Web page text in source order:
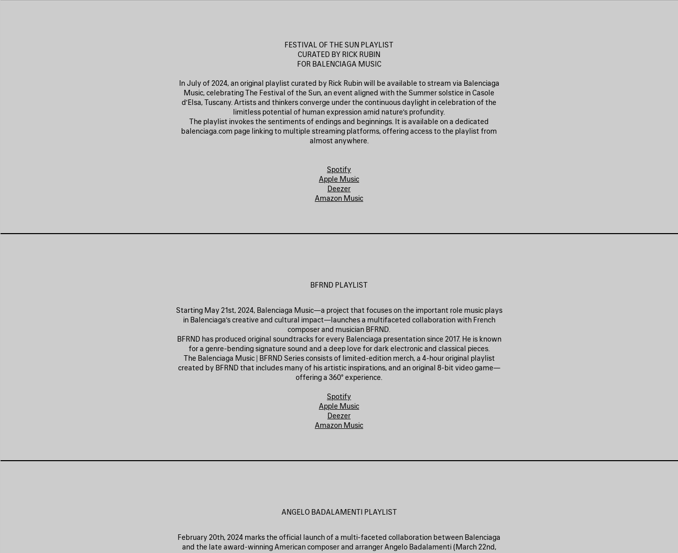
FESTIVAL OF THE SUN PLAYLIST
CURATED BY RICK RUBIN
FOR BALENCIAGA MUSIC
In July of 2024, an original playlist curated by Rick Rubin will be available to stream via Balenciaga
Music, celebrating The Festival of the Sun, an event aligned with the Summer solstice in Casole
d’Elsa, Tuscany. Artists and thinkers converge under the continuous daylight in celebration of the
limitless potential of human expression amid nature’s profundity.
The playlist invokes the sentiments of endings and beginnings. It is available on a dedicated
balenciaga.com page linking to multiple streaming platforms, offering access to the playlist from
almost anywhere.
Spotify
Apple Music
Deezer
Amazon Music
BFRND PLAYLIST
Starting May 21st, 2024, Balenciaga Music—a project that focuses on the important role music plays
in Balenciaga’s creative and cultural impact—launches a multifaceted collaboration with French
composer and musician BFRND.
BFRND has produced original soundtracks for every Balenciaga presentation since 2017. He is known
for a genre-bending signature sound and a deep love for dark electronic and classical pieces.
The Balenciaga Music | BFRND Series consists of limited-edition merch, a 4-hour original playlist
created by BFRND that includes many of his artistic inspirations, and an original 8-bit video game—
offering a 360° experience.
Spotify
Apple Music
Deezer
Amazon Music
ANGELO BADALAMENTI PLAYLIST
February 20th, 2024 marks the official launch of a multi-faceted collaboration between Balenciaga
and the late award-winning American composer and arranger Angelo Badalamenti (March 22nd,